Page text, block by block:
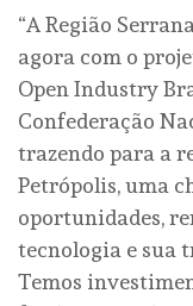
“A Região
agora com o
Open Industry
Confederação
trazendo para a
Petrópolis, uma
oportunidades,
tecnologia e sua
Temos